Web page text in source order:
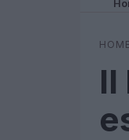
HOME
Il